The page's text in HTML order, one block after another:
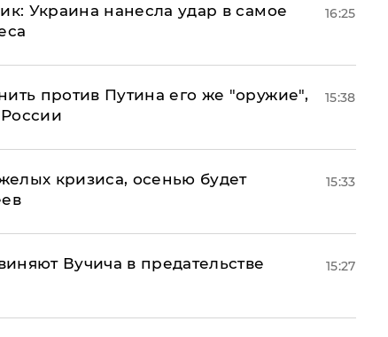
Украина нанесла удар в самое
16:25
против Путина его же "оружие",
15:38
кризиса, осенью будет
15:33
Вучича в предательстве
15:27